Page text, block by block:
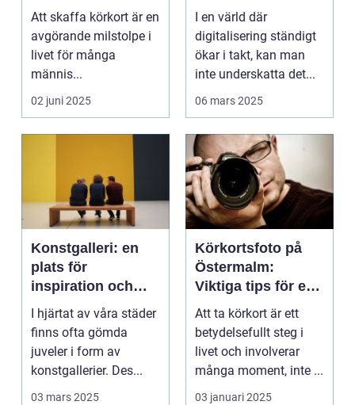
perfekt foto
Att skaffa körkort är en
avgörande milstolpe i
livet för många
männis...
02 juni 2025
I en värld där
digitalisering ständigt
ökar i takt, kan man
inte underskatta det...
06 mars 2025
Konstgalleri: en
plats för
inspiration och
kreativ upplevelse
I hjärtat av våra städer
finns ofta gömda
juveler i form av
konstgallerier. Des...
03 mars 2025
Körkortsfoto på
Östermalm:
Viktiga tips för en
perfekt bild
Att ta körkort är ett
betydelsefullt steg i
livet och involverar
många moment, inte ...
03 januari 2025